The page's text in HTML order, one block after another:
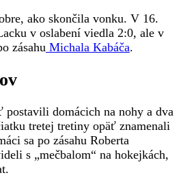
ako skončila vonku. V 16.
v oslabení viedla 2:0, ale v
zásahu Michala Kabáča.
domácich na nohy a dva
tretej tretiny opäť znamenali
sa po zásahu Roberta
s „mečbalom“ na hokejkách,